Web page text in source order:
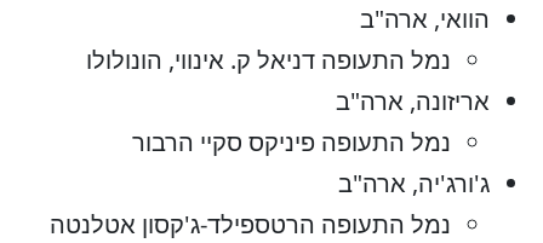
הוואי, ארה"ב
נמל התעופה דניאל ק. אינווי, הונולולו
אריזונה, ארה"ב
נמל התעופה פיניקס סקיי הרבור
ג'ורג'יה, ארה"ב
נמל התעופה הרטספילד-ג'קסון אטלנטה